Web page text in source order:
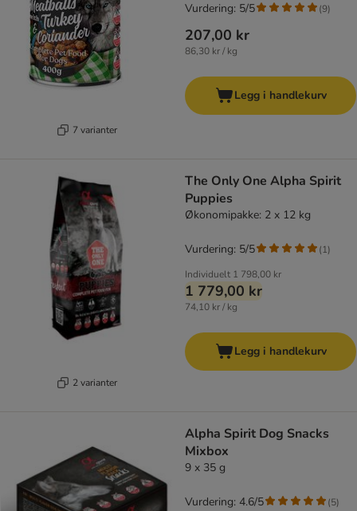
7 varianter
207,00 kr
86,30 kr / kg
Vurdering: 5/5 (9)
Legg i handlekurv
2 varianter
The Only One Alpha Spirit
Puppies
Økonomipakke: 2 x 12 kg
Individuelt 1 798,00 kr
1 779,00 kr
74,10 kr / kg
Vurdering: 5/5 (1)
Legg i handlekurv
Alpha Spirit Dog Snacks
Mixbox
9 x 35 g
Vurdering: 4.6/5 (5)